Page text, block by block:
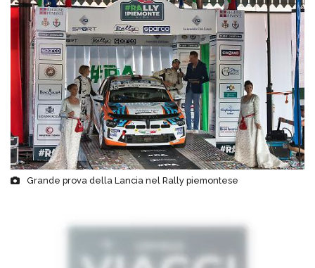
Grande prova della Lancia nel Rally piemontese